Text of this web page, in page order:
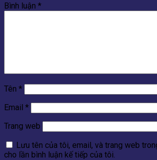
Bình luận *
Tên *
Email *
Trang web
Lưu tên của tôi, email, và trang web
cho lần bình luận kế tiếp của tôi.